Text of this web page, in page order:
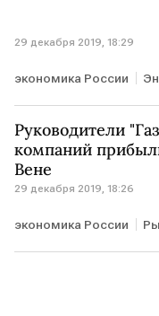
29 декабря 2019, 18:29
экономика России
ГЕРМАНИЯ
Ангела Меркель
Руководители
компаний
Вене
29 декабря 2019, 18:26
экономика России
РОССИЯ